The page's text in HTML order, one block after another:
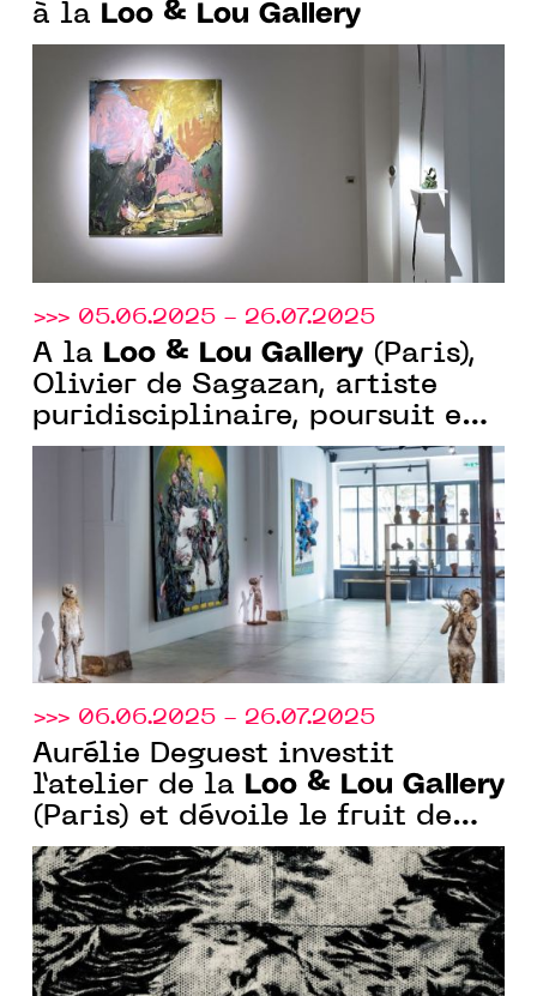
à la
Loo & Lou Gallery
>>> 05.06.2025 - 26.07.2025
À la Loo & Lou Gallery (Paris),
Olivier de Sagazan, artiste
puridisciplinaire, poursuit en
grand format ses recherches
sur le corps et la matière.
>>> 06.06.2025 - 26.07.2025
Aurélie Deguest investit
l’atelier de la
Loo & Lou Gallery
(Paris) et dévoile le fruit de
ses recherches.